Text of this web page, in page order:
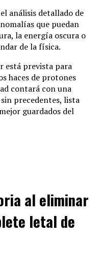
análisis detallado de
que puedan
la energía oscura o
de la física.
está prevista para
haces de protones
contará con una
precedentes, lista
guardados del
al eliminar
letal de